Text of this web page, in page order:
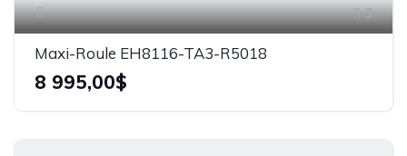
3
Maxi-Roule EH8116-TA3-R5018
8 995,00$